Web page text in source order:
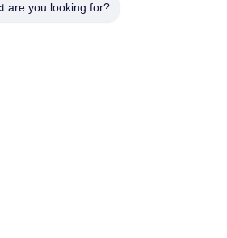
are you looking for?